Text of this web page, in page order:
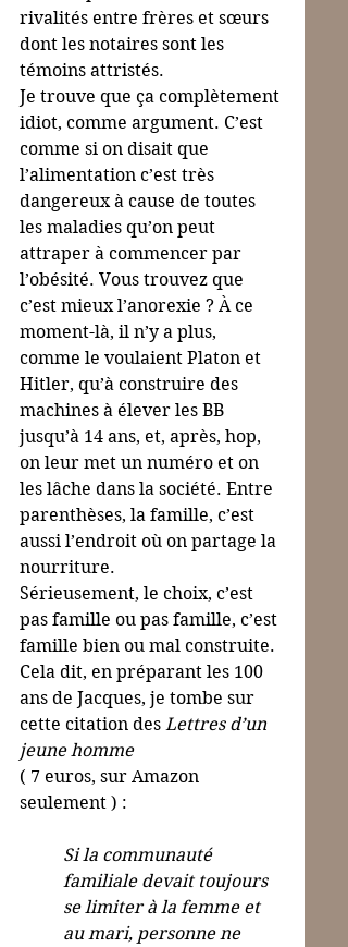
rivalités entre frères et sœurs
dont les notaires sont les
témoins attristés.
Je trouve que ça complètement
idiot, comme argument. C’est
comme si on disait que
l’alimentation c’est très
dangereux à cause de toutes
les maladies qu’on peut
attraper à commencer par
l’obésité. Vous trouvez que
c’est mieux l’anorexie ? À ce
moment-là, il n’y a plus,
comme le voulaient Platon et
Hitler, qu’à construire des
machines à élever les BB
jusqu’à 14 ans, et, après, hop,
on leur met un numéro et on
les lâche dans la société. Entre
parenthèses, la famille, c’est
aussi l’endroit où on partage la
nourriture.
Sérieusement, le choix, c’est
pas famille ou pas famille, c’est
famille bien ou mal construite.
Cela dit, en préparant les 100
ans de Jacques, je tombe sur
cette citation des Lettres d’un
jeune homme
( 7 euros, sur Amazon
seulement ) :
Si la communauté
familiale devait toujours
se limiter à la femme et
au mari, personne ne